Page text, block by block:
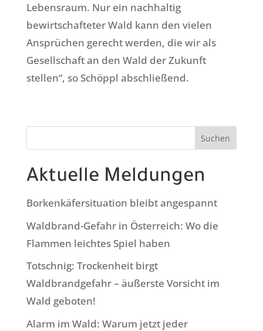
Lebensraum. Nur ein nachhaltig
bewirtschafteter Wald kann den vielen
Ansprüchen gerecht werden, die wir als
Gesellschaft an den Wald der Zukunft
stellen“, so Schöppl abschließend.
Suchen
Aktuelle Meldungen
Borkenkäfersituation bleibt angespannt
Waldbrand-Gefahr in Österreich: Wo die
Flammen leichtes Spiel haben
Totschnig: Trockenheit birgt
Waldbrandgefahr – äußerste Vorsicht im
Wald geboten!
Alarm im Wald: Warum jetzt jeder